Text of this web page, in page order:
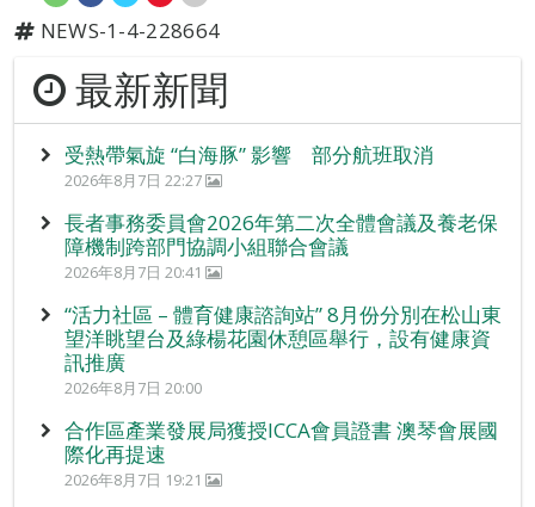
NEWS-1-4-228664
最新新聞
受熱帶氣旋 “白海豚” 影響 部分航班取消
2026年8月7日 22:27
長者事務委員會2026年第二次全體會議及養老保
障機制跨部門協調小組聯合會議
2026年8月7日 20:41
“活力社區 – 體育健康諮詢站” 8月份分別在松山東
望洋眺望台及綠楊花園休憩區舉行，設有健康資
訊推廣
2026年8月7日 20:00
合作區產業發展局獲授ICCA會員證書 澳琴會展國
際化再提速
2026年8月7日 19:21